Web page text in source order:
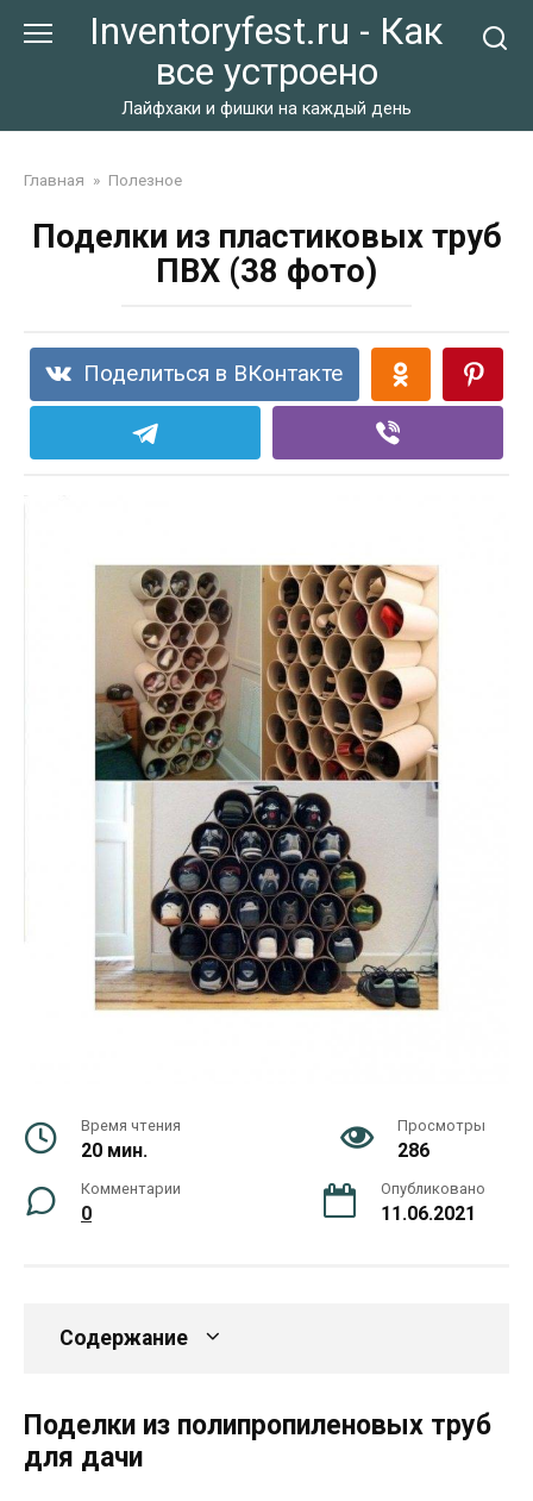
Inventoryfest.ru - Как
все устроено
Лайфхаки и фишки на каждый день
Главная » Полезное
Поделки из пластиковых труб
ПВХ (38 фото)
Поделиться в ВКонтакте
Время чтения
20 мин.
Просмотры
286
Комментарии
0
Опубликовано
11.06.2021
Содержание
Поделки из полипропиленовых труб
для дачи